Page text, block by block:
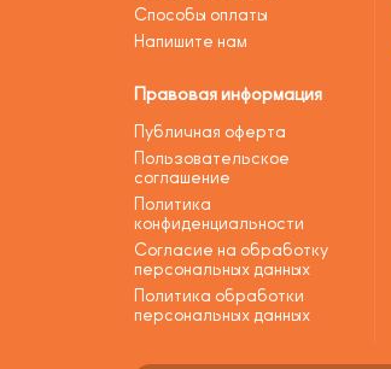
Способы оплаты
Напишите нам
Правовая информация
Публичная оферта
Пользовательское
соглашение
Политика
конфиденциальности
Согласие на обработку
персональных данных
Политика обработки
персональных данных